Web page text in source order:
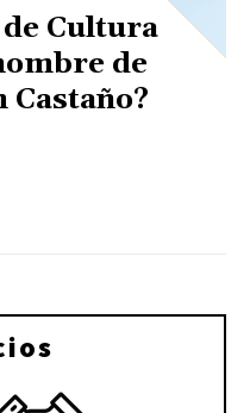
de Cultura
de